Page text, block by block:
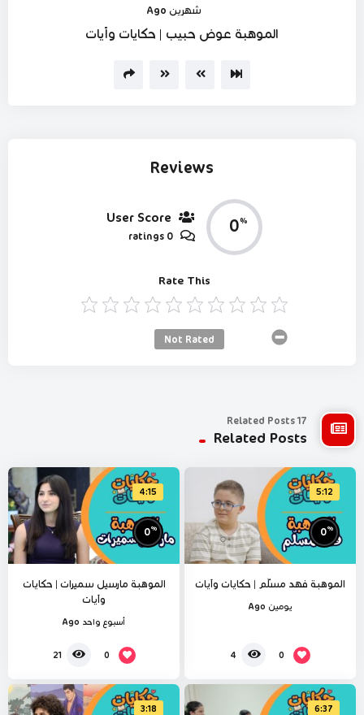
شهرين Ago
الموهبة عوض حبيب | حكايات وآيات
Reviews
0%
User Score
0 ratings
Rate This
Not Rated
17 Related Posts
Related Posts
5:12
0%
الموهبة فهد مسلّم | حكايات وآيات
يومين Ago
0
4
4:15
0%
الموهبة مارسيل سميرات | حكايات
وآيات
أسبوع واحد Ago
0
21
6:37
3:18